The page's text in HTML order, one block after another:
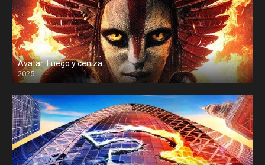
Avatar: Fuego y ceniza
2025